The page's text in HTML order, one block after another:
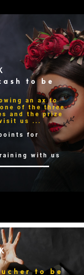
to be
an ax to
of the three
and the prize
us ...
for
with us
to be